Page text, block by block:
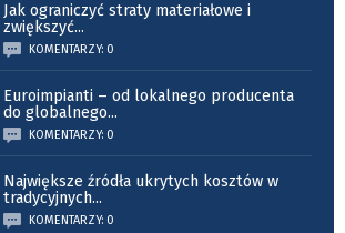
Jak ograniczyć straty materiałowe i
zwiększyć...
KOMENTARZY: 0
Euroimpianti – od lokalnego producenta
do globalnego...
KOMENTARZY: 0
Największe źródła ukrytych kosztów w
tradycyjnych...
KOMENTARZY: 0